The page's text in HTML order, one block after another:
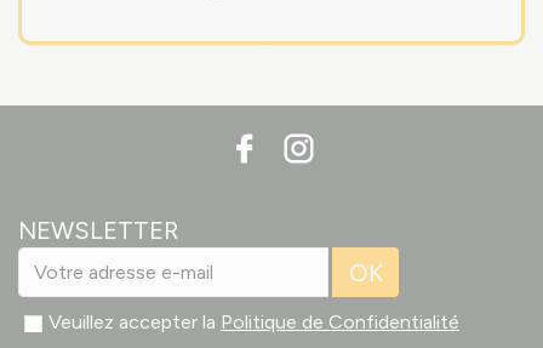
NEWSLETTER
OK
Veuillez accepter la Politique de Confidentialité